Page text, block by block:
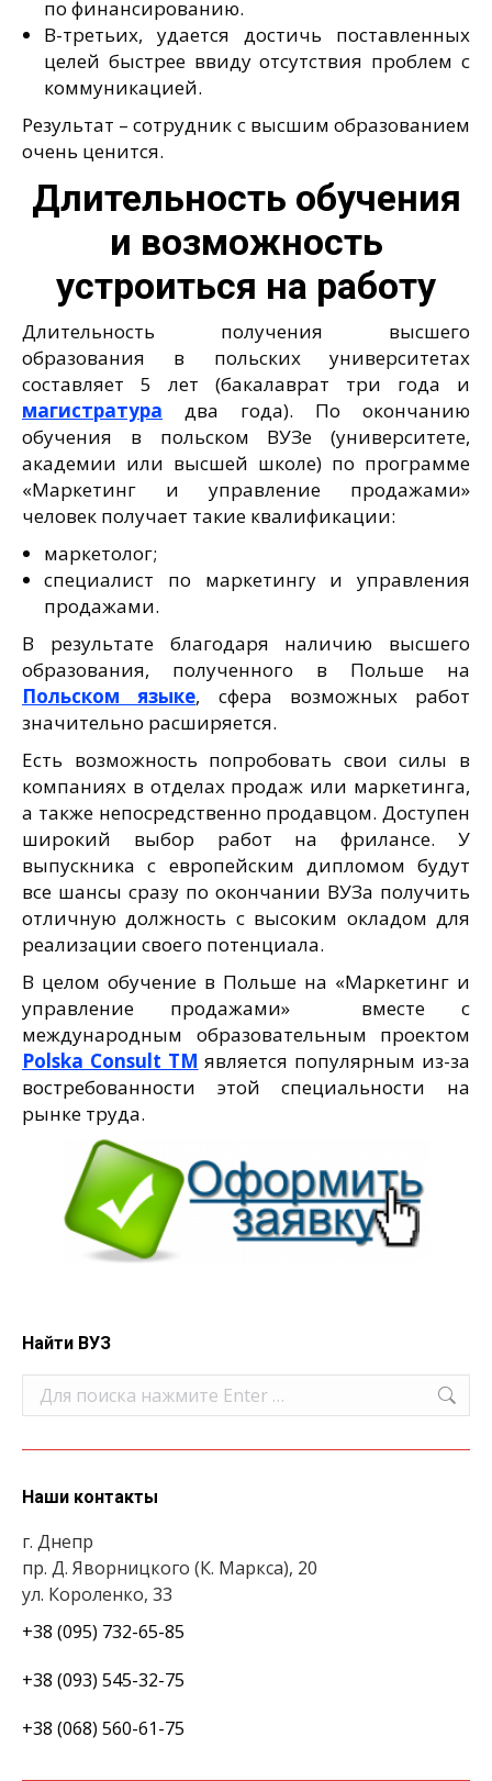
по финансированию.
В-третьих, удается достичь поставленных
целей быстрее ввиду отсутствия проблем с
коммуникацией.
Результат – сотрудник с высшим образованием
очень ценится.
Длительность обучения
и возможность
устроиться на работу
Длительность получения высшего
образования в польских университетах
составляет 5 лет (бакалаврат три года и
магистратура два года). По окончанию
обучения в польском ВУЗе (университете,
академии или высшей школе) по программе
«Маркетинг и управление продажами»
человек получает такие квалификации:
маркетолог;
специалист по маркетингу и управления
продажами.
В результате благодаря наличию высшего
образования, полученного в Польше на
Польском языке, сфера возможных работ
значительно расширяется.
Есть возможность попробовать свои силы в
компаниях в отделах продаж или маркетинга,
а также непосредственно продавцом. Доступен
широкий выбор работ на фрилансе. У
выпускника с европейским дипломом будут
все шансы сразу по окончании ВУЗа получить
отличную должность с высоким окладом для
реализации своего потенциала.
В целом обучение в Польше на «Маркетинг и
управление продажами» вместе с
международным образовательным проектом
Polska Consult TM является популярным из-за
востребованности этой специальности на
рынке труда.
Найти ВУЗ
Поиск:
Наши контакты
г. Днепр
пр. Д. Яворницкого (К. Маркса), 20
ул. Короленко, 33
+38 (095) 732-65-85
+38 (093) 545-32-75
+38 (068) 560-61-75